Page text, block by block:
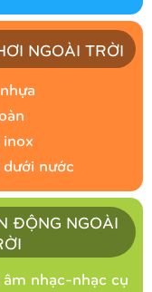
NGOÀI TRỜI
nước
ĐỘNG NGOÀI
nhạc-nhạc cụ